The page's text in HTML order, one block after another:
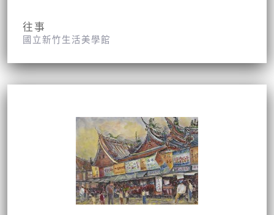
往事
國立新竹生活美學館